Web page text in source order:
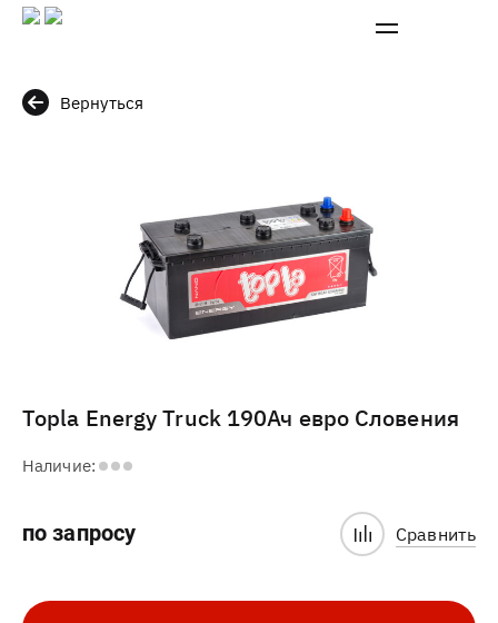
Вернуться
Topla Energy Truck 190Ач евро Словения
Наличие:
по запросу Сравнить